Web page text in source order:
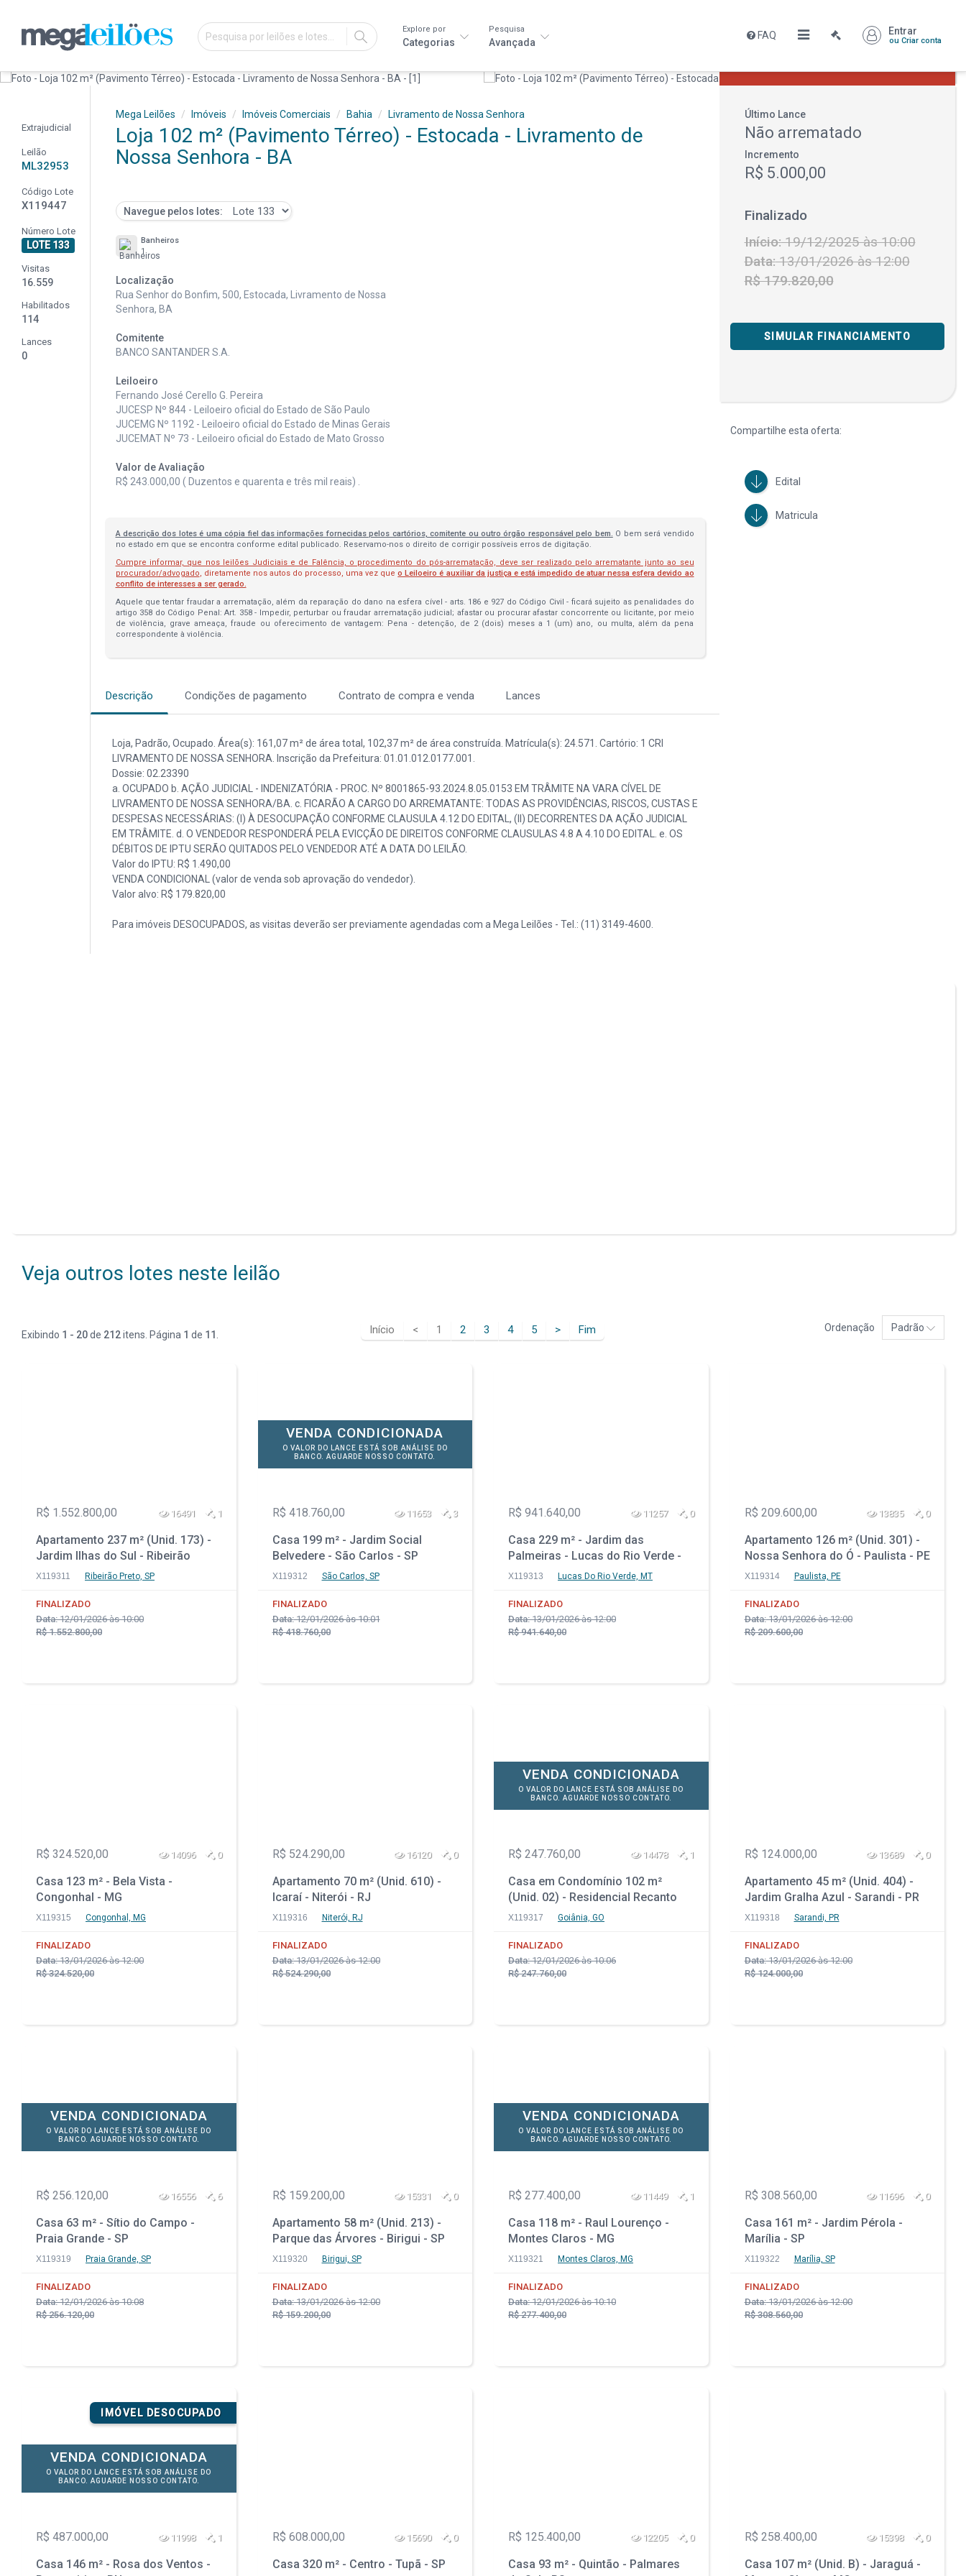
IR
Explore por
Categorias
Pesquisa
Avançada
FAQ Entrar
ou Criar conta
Leilão encerrado
Extrajudicial
Leilão
ML32953
Código Lote
X119447
Número Lote
LOTE 133
Visitas
16.559
Habilitados
114
Lances
0
Mega Leilões Imóveis Imóveis Comerciais Bahia Livramento de Nossa Senhora
Loja 102 m² (Pavimento Térreo) - Estocada - Livramento de
Nossa Senhora - BA
Navegue pelos lotes:
Banheiros
1
Localização
Rua Senhor do Bonfim, 500, Estocada, Livramento de Nossa
Senhora, BA
Comitente
BANCO SANTANDER S.A.
Leiloeiro
Fernando José Cerello G. Pereira
JUCESP Nº 844 - Leiloeiro oficial do Estado de São Paulo
JUCEMG Nº 1192 - Leiloeiro oficial do Estado de Minas Gerais
JUCEMAT Nº 73 - Leiloeiro oficial do Estado de Mato Grosso
Valor de Avaliação
R$ 243.000,00 ( Duzentos e quarenta e três mil reais) .
A descrição dos lotes é uma cópia fiel das informações fornecidas pelos cartórios, comitente ou outro órgão responsável pelo bem. O bem será vendido
no estado em que se encontra conforme edital publicado. Reservamo-nos o direito de corrigir possíveis erros de digitação.
Cumpre informar, que nos leilões Judiciais e de Falência, o procedimento do pós-arrematação, deve ser realizado pelo arrematante junto ao seu
procurador/advogado, diretamente nos autos do processo, uma vez queo Leiloeiro é auxiliar da justiça e está impedido de atuar nessa esfera devido ao
conflito de interesses a ser gerado.
Aquele que tentar fraudar a arrematação, além da reparação do dano na esfera cível - arts. 186 e 927 do Código Civil - ficará sujeito as penalidades do
artigo 358 do Código Penal: Art. 358 - Impedir, perturbar ou fraudar arrematação judicial; afastar ou procurar afastar concorrente ou licitante, por meio
de violência, grave ameaça, fraude ou oferecimento de vantagem: Pena - detenção, de 2 (dois) meses a 1 (um) ano, ou multa, além da pena
correspondente à violência.
Descrição Condições de pagamento Contrato de compra e venda Lances
Loja, Padrão, Ocupado. Área(s): 161,07 m² de área total, 102,37 m² de área construída. Matrícula(s): 24.571. Cartório: 1 CRI
LIVRAMENTO DE NOSSA SENHORA. Inscrição da Prefeitura: 01.01.012.0177.001.
Dossie: 02.23390
a. OCUPADO b. AÇÃO JUDICIAL - INDENIZATÓRIA - PROC. Nº 8001865-93.2024.8.05.0153 EM TRÂMITE NA VARA CÍVEL DE
LIVRAMENTO DE NOSSA SENHORA/BA. c. FICARÃO A CARGO DO ARREMATANTE: TODAS AS PROVIDÊNCIAS, RISCOS, CUSTAS E
DESPESAS NECESSÁRIAS: (I) À DESOCUPAÇÃO CONFORME CLAUSULA 4.12 DO EDITAL, (II) DECORRENTES DA AÇÃO JUDICIAL
EM TRÂMITE. d. O VENDEDOR RESPONDERÁ PELA EVICÇÃO DE DIREITOS CONFORME CLAUSULAS 4.8 A 4.10 DO EDITAL. e. OS
DÉBITOS DE IPTU SERÃO QUITADOS PELO VENDEDOR ATÉ A DATA DO LEILÃO.
Valor do IPTU: R$ 1.490,00
VENDA CONDICIONAL (valor de venda sob aprovação do vendedor).
Valor alvo: R$ 179.820,00
Para imóveis DESOCUPADOS, as visitas deverão ser previamente agendadas com a Mega Leilões - Tel.: (11) 3149-4600.
Último Lance
Não arrematado
Incremento
R$ 5.000,00
Finalizado
Início:19/12/2025 às 10:00
Data:13/01/2026 às 12:00
R$ 179.820,00
SIMULAR FINANCIAMENTO
Compartilhe esta oferta:
Edital
Matricula
Veja outros lotes neste leilão
Exibindo 1 - 20de 212itens. Página 1 de 11 Início < 1 2 3 4 5 > Fim Ordenação Padrão
R$ 1.552.800,00 16491 1
Apartamento 237 m² (Unid. 173) -
Jardim Ilhas do Sul - Ribeirão
Preto - SP
X119311 Ribeirão Preto, SP
FINALIZADO
Data:12/01/2026 às 10:00
R$ 1.552.800,00
VENDA CONDICIONADA
O VALOR DO LANCE ESTÁ SOB ANÁLISE DO
BANCO. AGUARDE NOSSO CONTATO.
R$ 418.760,00 11653 3
Casa 199 m² - Jardim Social
Belvedere - São Carlos - SP
X119312 São Carlos, SP
FINALIZADO
Data:12/01/2026 às 10:01
R$ 418.760,00
R$ 941.640,00 11257 0
Casa 229 m² - Jardim das
Palmeiras - Lucas do Rio Verde -
MT
X119313 Lucas Do Rio Verde, MT
FINALIZADO
Data:13/01/2026 às 12:00
R$ 941.640,00
R$ 209.600,00 13835 0
Apartamento 126 m² (Unid. 301) -
Nossa Senhora do Ó - Paulista - PE
X119314 Paulista, PE
FINALIZADO
Data:13/01/2026 às 12:00
R$ 209.600,00
R$ 324.520,00 14096 0
Casa 123 m² - Bela Vista -
Congonhal - MG
X119315 Congonhal, MG
FINALIZADO
Data:13/01/2026 às 12:00
R$ 324.520,00
R$ 524.290,00 16120 0
Apartamento 70 m² (Unid. 610) -
Icaraí - Niterói - RJ
X119316 Niterói, RJ
FINALIZADO
Data:13/01/2026 às 12:00
R$ 524.290,00
VENDA CONDICIONADA
O VALOR DO LANCE ESTÁ SOB ANÁLISE DO
BANCO. AGUARDE NOSSO CONTATO.
R$ 247.760,00 14478 1
Casa em Condomínio 102 m²
(Unid. 02) - Residencial Recanto
das Garças - Goiânia - GO
X119317 Goiânia, GO
FINALIZADO
Data:12/01/2026 às 10:06
R$ 247.760,00
R$ 124.000,00 13689 0
Apartamento 45 m² (Unid. 404) -
Jardim Gralha Azul - Sarandi - PR
X119318 Sarandi, PR
FINALIZADO
Data:13/01/2026 às 12:00
R$ 124.000,00
VENDA CONDICIONADA
O VALOR DO LANCE ESTÁ SOB ANÁLISE DO
BANCO. AGUARDE NOSSO CONTATO.
R$ 256.120,00 16556 6
Casa 63 m² - Sítio do Campo -
Praia Grande - SP
X119319 Praia Grande, SP
FINALIZADO
Data:12/01/2026 às 10:08
R$ 256.120,00
R$ 159.200,00 15331 0
Apartamento 58 m² (Unid. 213) -
Parque das Árvores - Birigui - SP
X119320 Birigui, SP
FINALIZADO
Data:13/01/2026 às 12:00
R$ 159.200,00
VENDA CONDICIONADA
O VALOR DO LANCE ESTÁ SOB ANÁLISE DO
BANCO. AGUARDE NOSSO CONTATO.
R$ 277.400,00 11449 1
Casa 118 m² - Raul Lourenço -
Montes Claros - MG
X119321 Montes Claros, MG
FINALIZADO
Data:12/01/2026 às 10:10
R$ 277.400,00
R$ 308.560,00 11696 0
Casa 161 m² - Jardim Pérola -
Marília - SP
X119322 Marília, SP
FINALIZADO
Data:13/01/2026 às 12:00
R$ 308.560,00
IMÓVEL DESOCUPADO
VENDA CONDICIONADA
O VALOR DO LANCE ESTÁ SOB ANÁLISE DO
BANCO. AGUARDE NOSSO CONTATO.
R$ 487.000,00 11998 1
Casa 146 m² - Rosa dos Ventos -
R$ 608.000,00 15690 0
Casa 320 m² - Centro - Tupã - SP
R$ 125.400,00 12205 0
Casa 93 m² - Quintão - Palmares
R$ 258.400,00 15398 0
Casa 107 m² (Unid. B) - Jaraguá -